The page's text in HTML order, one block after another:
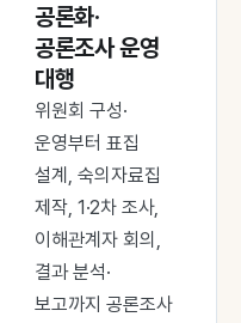
공론화·
공론조사 운영
대행
위원회 구성·
운영부터 표집
설계, 숙의자료집
제작, 1·2차 조사,
이해관계자 회의,
결과 분석·
보고까지 공론조사